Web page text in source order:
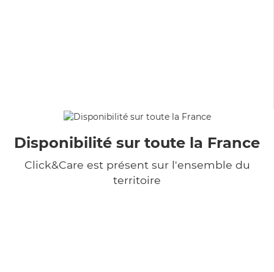
Disponibilité sur toute la France
Click&Care est présent sur l'ensemble du
territoire